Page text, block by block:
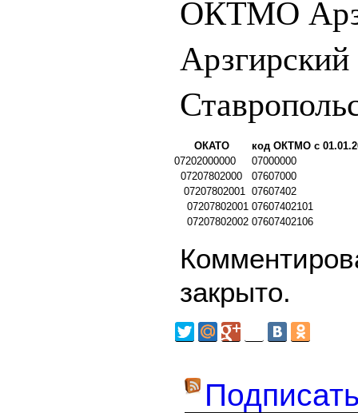
ОКТМО
ОКАТО
код ОКТМО с
07202000000
07000000
07207802000
07607000
07207802001 07607402
07207802001 07607402101
07207802002 07607402106
закрыто.